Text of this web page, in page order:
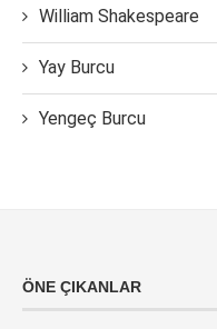
William Shakespeare
Yay Burcu
Yengeç Burcu
ÖNE ÇIKANLAR